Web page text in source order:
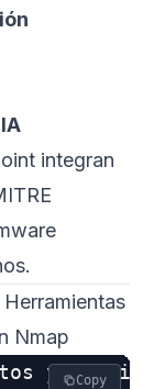
integran
Nmap
y
Copy